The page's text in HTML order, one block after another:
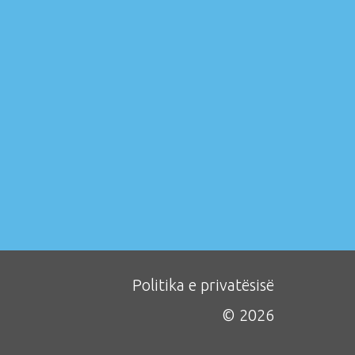
Politika e privatësisë
© 2026